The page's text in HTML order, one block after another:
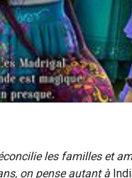
les familles et
on pense autant à